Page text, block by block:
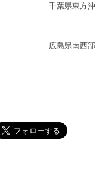
千葉県東方沖
広島県南西部